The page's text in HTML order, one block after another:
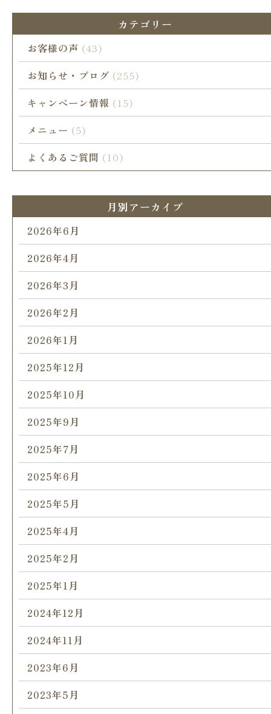
カテゴリー
お客様の声 (43)
お知らせ・ブログ (255)
キャンペーン情報 (15)
メニュー (5)
よくあるご質問 (10)
月別アーカイブ
2026年6月
2026年4月
2026年3月
2026年2月
2026年1月
2025年12月
2025年10月
2025年9月
2025年7月
2025年6月
2025年5月
2025年4月
2025年2月
2025年1月
2024年12月
2024年11月
2023年6月
2023年5月